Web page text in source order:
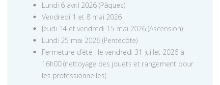
Lundi 6 avril 2026 (Pâques)
Vendredi 1 et 8 mai 2026
Jeudi 14 et vendredi 15 mai 2026 (Ascension)
Lundi 25 mai 2026 (Pentecôte)
Fermeture d’été : le vendredi 31 juillet 2026 à
16h00 (nettoyage des jouets et rangement pour
les professionnelles)